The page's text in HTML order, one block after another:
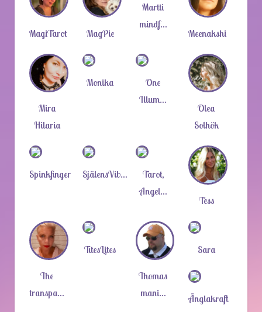
MagiTarot MagPie
Martti
mindf…
Meenakshi
Mira
Hilaria
Monika
One
Illum…
Olea
Solhök
Spinkfinger SjälensVib…
Tarot,
Angel…
Tess
The
transpa…
TitesLites
Thomas
mani…
Sara
Änglakraft